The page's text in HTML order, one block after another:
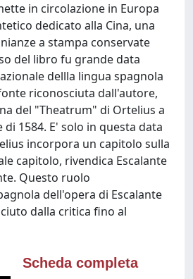
in circolazione in Europa
dedicato alla Cina, una
a stampa conservate
del libro fu grande data
dellla lingua spagnola
riconosciuta dall'autore,
del "Theatrum" di Ortelius a
1584. E' solo in questa data
incorpora un capitolo sulla
capitolo, rivendica Escalante
Questo ruolo
dell'opera di Escalante
dalla critica fino al
Scheda completa